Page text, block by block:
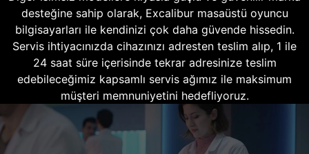
desteğine sahip olarak, Excalibur masaüstü oyuncu
bilgisayarları ile kendinizi çok daha güvende hissedin.
Servis ihtiyacınızda cihazınızı adresten teslim alıp, 1 ile
24 saat süre içerisinde tekrar adresinize teslim
edebileceğimiz kapsamlı servis ağımız ile maksimum
müşteri memnuniyetini hedefliyoruz.